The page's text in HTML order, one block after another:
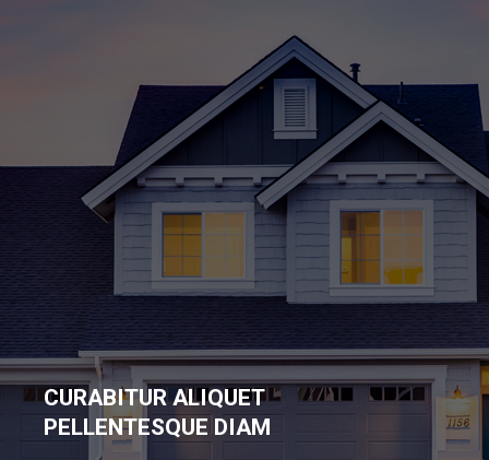
CURABITUR ALIQUET
PELLENTESQUE DIAM